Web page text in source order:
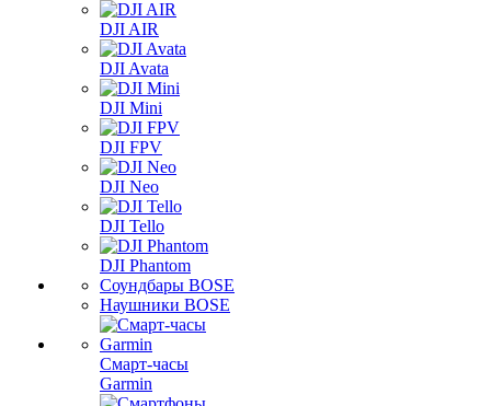
DJI AIR
DJI Avata
DJI Mini
DJI FPV
DJI Neo
DJI Tello
DJI Phantom
Соундбары BOSE
Наушники BOSE
Смарт-часы
Garmin